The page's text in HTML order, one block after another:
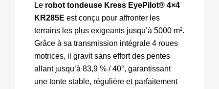
Le robot tondeuse Kress EyePilot® 4×4
KR285E est conçu pour affronter les
terrains les plus exigeants jusqu’à 5000 m².
Grâce à sa transmission intégrale 4 roues
motrices, il gravit sans effort des pentes
allant jusqu’à 83,9 % / 40°, garantissant
une tonte stable, régulière et parfaitement